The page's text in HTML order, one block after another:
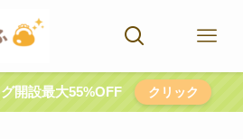
開設最大55%OFF クリック